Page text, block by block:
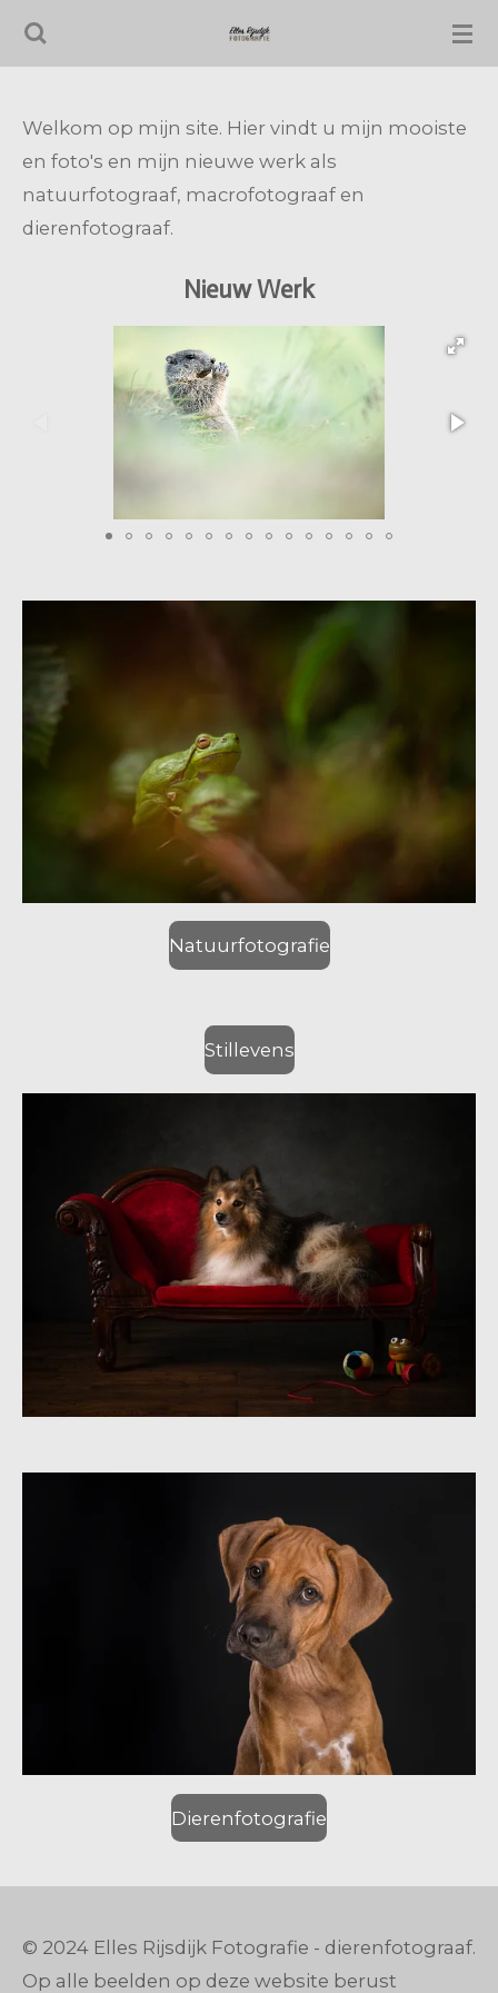
Ga
de
hoofdinhoud
Welkom op mijn site. Hier vindt u mijn mooiste
en foto's en mijn nieuwe werk als
natuurfotograaf, macrofotograaf en
dierenfotograaf.
Nieuw Werk
Natuurfotografie
Stillevens
Dierenfotografie
© 2024 Elles Rijsdijk Fotografie - dierenfotograaf.
Op alle beelden op deze website berust